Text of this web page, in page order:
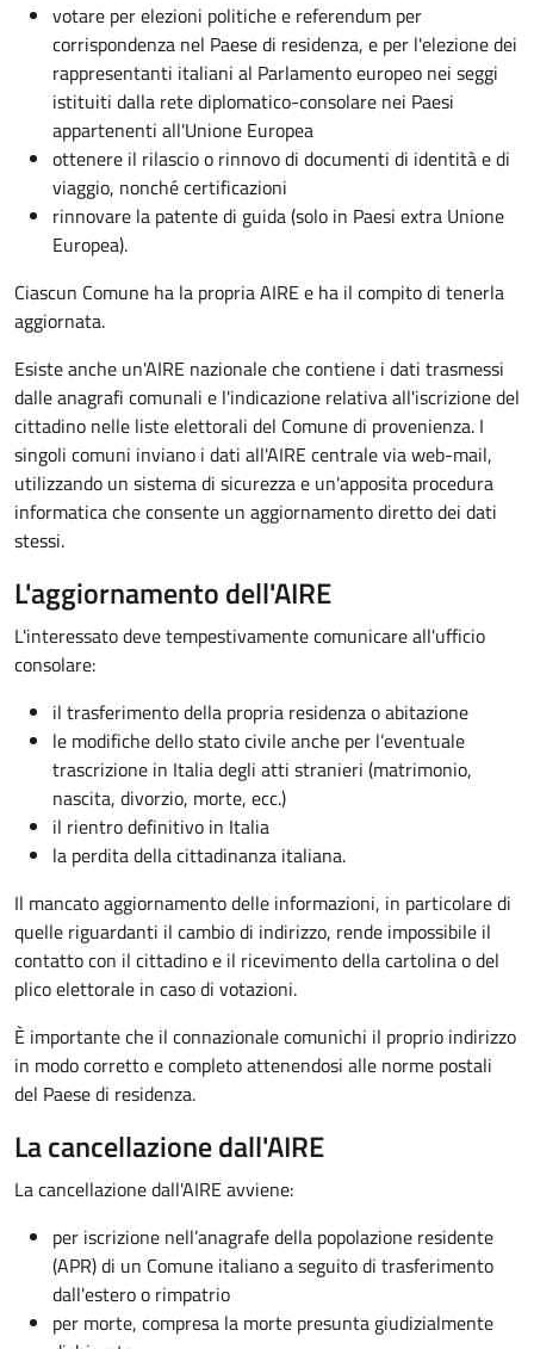
votare per elezioni politiche e referendum per
corrispondenza nel Paese di residenza, e per l'elezione dei
rappresentanti italiani al Parlamento europeo nei seggi
istituiti dalla rete diplomatico-consolare nei Paesi
appartenenti all'Unione Europea
ottenere il rilascio o rinnovo di documenti di identità e di
viaggio, nonché certificazioni
rinnovare la patente di guida (solo in Paesi extra Unione
Europea).
Ciascun Comune ha la propria AIRE e ha il compito di tenerla
aggiornata.
Esiste anche un'AIRE nazionale­ che contiene i dati trasmessi
dalle anagrafi comunali e l'indicazione relativa all'iscrizione del
cittadino nelle liste elettorali del Comune di provenienza. I
singoli comuni inviano i dati all'AIRE centrale via web-mail,
utilizzando un sistema di sicurezza e un'apposita procedura
informatica che consente un aggiornamento diretto dei dati
stessi.
L'aggiornamento dell'AIRE
L'interessato deve tempestivamente comunicare all'ufficio
consolare:
il trasferimento della propria residenza o abitazione
le modifiche dello stato civile anche per l’eventuale
trascrizione in Italia degli atti stranieri (matrimonio,
nascita, divorzio, morte, ecc.)
il rientro definitivo in Italia
la perdita della cittadinanza italiana.
Il mancato aggiornamento delle informazioni, in particolare di
quelle riguardanti il cambio di indirizzo, rende impossibile il
contatto con il cittadino e il ricevimento della cartolina o del
plico elettorale in caso di votazioni.
È importante che il connazionale comunichi il proprio indirizzo
in modo corretto e completo attenendosi alle norme postali
del Paese di residenza.
La cancellazione dall'AIRE
La cancellazione dall'AIRE avviene:
per iscrizione nell’anagrafe della popolazione residente
(APR) di un Comune italiano a seguito di trasferimento
dall'estero o rimpatrio
per morte, compresa la morte presunta giudizialmente